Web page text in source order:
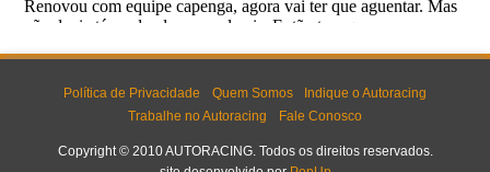
Política de Privacidade Quem Somos
Indique o Autoracing
Trabalhe no Autoracing
Fale Conosco
Copyright © 2010 AUTORACING. Todos os direitos reservados.